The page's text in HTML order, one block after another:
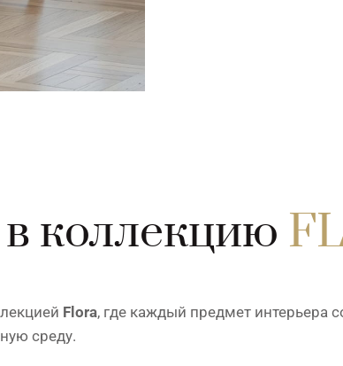
коллекцию
Flora, где каждый предмет интерьера
среду.